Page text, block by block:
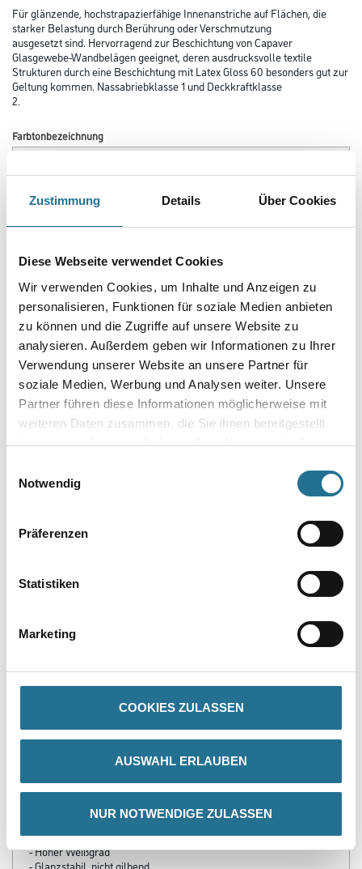
Zustimmung Details Über Cookies
Diese Webseite verwendet Cookies
Wir verwenden Cookies, um Inhalte und Anzeigen zu
personalisieren, Funktionen für soziale Medien anbieten
zu können und die Zugriffe auf unsere Website zu
analysieren. Außerdem geben wir Informationen zu Ihrer
Verwendung unserer Website an unsere Partner für
soziale Medien, Werbung und Analysen weiter. Unsere
Partner führen diese Informationen möglicherweise mit
weiteren Daten zusammen, die Sie ihnen bereitgestellt
haben oder die sie im Rahmen Ihrer Nutzung der Dienste
Notwendig
Präferenzen
Statistiken
Marketing
COOKIES ZULASSEN
AUSWAHL ERLAUBEN
NUR NOTWENDIGE ZULASSEN
Für glänzende, hochstrapazierfähige Innenanstriche auf Flächen, die
starker Belastung durch Berührung oder Verschmutzung
aus­gesetzt sind. Hervorragend zur Beschichtung von Capaver
Glasgewebe-Wandbelägen geeignet, deren ausdrucksvolle textile
Strukturen durch eine Beschichtung mit Latex Gloss 60 besonders gut zur
Geltung kommen. Nassabriebklasse 1 und Deckkraftklasse
2.
Farbtonbezeichnung
Glanzgrad
Gebinde
Umrechnungsfaktoren
Zur Weißware
PRODUKTEIGENSCHAFTEN
Produkteigenschaft
- Frei von foggingaktiven Substanzen
- Diffusionsfähig
- sd-Wert < 0,5 m
- Strukturerhaltend
- Hohes Deckvermögen
- Hoher Weißgrad
- Glanzstabil, nicht gilbend